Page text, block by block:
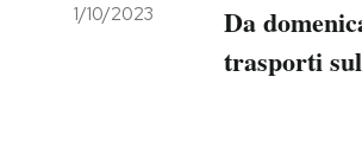
1/10/2023
Da
trasporti